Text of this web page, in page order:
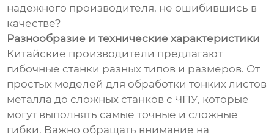
надежного производителя, не ошибившись в
качестве?
Разнообразие и технические характеристики
Китайские производители предлагают
гибочные станки разных типов и размеров. От
простых моделей для обработки тонких листов
металла до сложных станков с ЧПУ, которые
могут выполнять самые точные и сложные
гибки. Важно обращать внимание на